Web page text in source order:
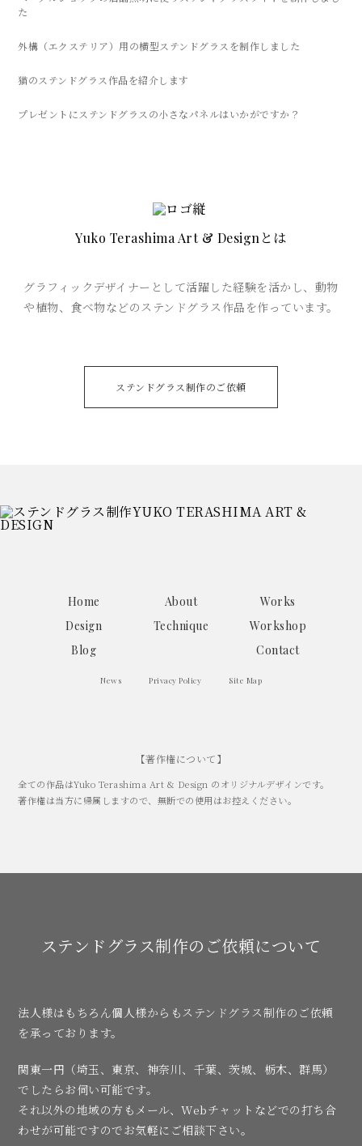
た
外構（エクステリア）用の横型ステンドグラスを制作しました
猫のステンドグラス作品を紹介します
プレゼントにステンドグラスの小さなパネルはいかがですか？
Yuko Terashima Art & Design とは
グラフィックデザイナーとして活躍した経験を活かし、 動物
や植物、食べ物などのステンドグラス作品を作っています。
ステンドグラス制作のご依頼
Home About
Works
Design
Technique
Workshop
Blog
Contact
News Privacy Policy Site Map
【著作権について】
全ての作品はYuko Terashima Art & Design のオリジナルデザインです。
著作権は当方に帰属しますので、無断での使用はお控えください。
ステンドグラス制作のご依頼について
法人様はもちろん個人様からもステンドグラス制作のご依頼
を承っております。
関東一円（埼玉、東京、神奈川、千葉、茨城、栃木、群馬）
でしたらお伺い可能です。
それ以外の地域の方もメール、Webチャットなどでの打ち合
わせが可能ですのでお気軽にご相談下さい。